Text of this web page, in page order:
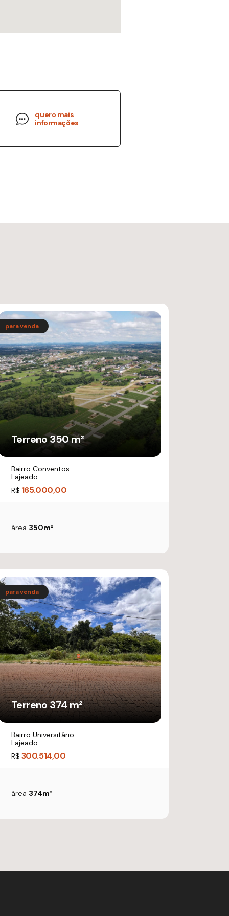
quero mais
informações
Terreno 350 m²
Bairro Conventos
Lajeado
R$ 165.000,00
área 350m²
Terreno 374 m²
Bairro Universitário
Lajeado
R$ 300.514,00
área 374m²